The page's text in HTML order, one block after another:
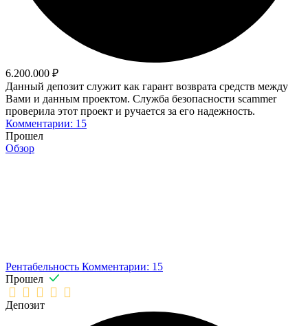
6.200.000 ₽
Данный депозит служит как гарант возврата средств между
Вами и данным проектом. Служба безопасности scammer
проверила этот проект и ручается за его надежность.
Комментарии: 15
Прошел
Обзор
Рентабельность Комментарии: 15
Прошел
Депозит